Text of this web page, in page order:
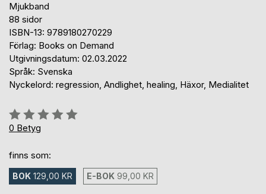
Mjukband
88 sidor
ISBN-13: 9789180270229
Förlag: Books on Demand
Utgivningsdatum: 02.03.2022
Språk: Svenska
Nyckelord: regression, Andlighet, healing, Häxor, Medialitet
Betyg::
0%
0 Betyg
finns som:
BOK 129,00 KR E-BOK 99,00 KR